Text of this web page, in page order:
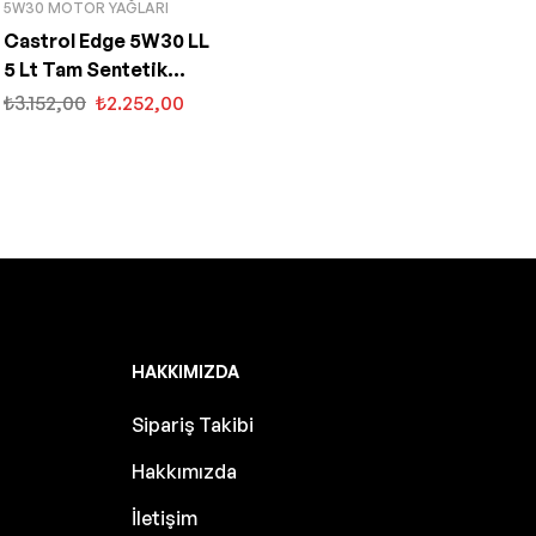
5W30 MOTOR YAĞLARI
Castrol Edge 5W30 LL
5 Lt Tam Sentetik
Partiküllü Motor Yağı
₺3.152,00 ₺2.252,00
HAKKIMIZDA
Sipariş Takibi
Hakkımızda
İletişim